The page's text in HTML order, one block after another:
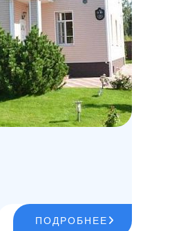
ПОДРОБНЕЕ